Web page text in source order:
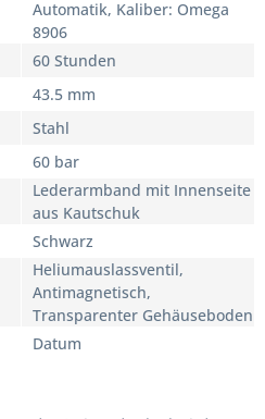
Automatik, Kaliber: Omega
8906
60 Stunden
43.5 mm
Stahl
60 bar
Lederarmband mit Innenseite
aus Kautschuk
Schwarz
Heliumauslassventil,
Antimagnetisch,
Transparenter Gehäuseboden
Datum